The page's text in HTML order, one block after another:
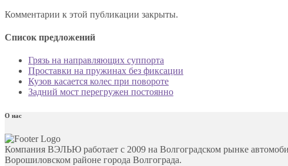
Комментарии к этой публикации закрыты.
Список предложений
Грязь на направляющих суппорта
Проставки на пружинах без фиксации
Кузов касается колес при повороте
Задний мост перегружен постоянно
О нас
Компания ВЭЛЬЮ работает с 2009 на Волгоградском рынке
Ворошиловском районе города Волгограда.